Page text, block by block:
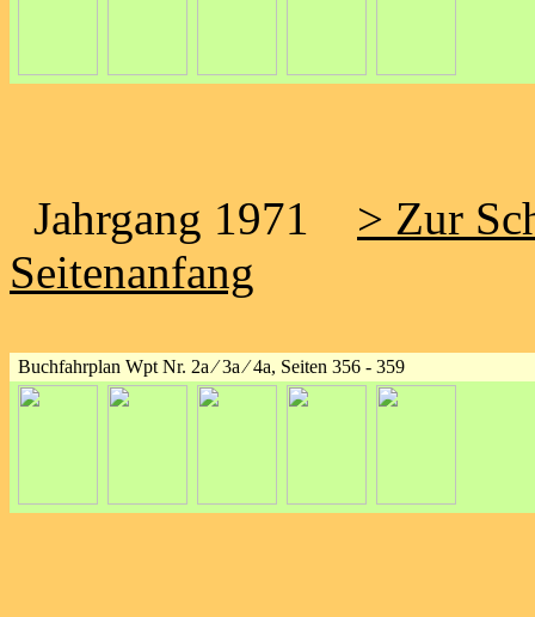
Jahrgang 1971
> Zur
Seitenanfang
Buchfahrplan Wpt Nr. 2a ⁄ 3a ⁄ 4a, Seiten 356 - 359